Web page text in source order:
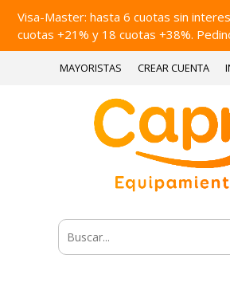
Visa-Master: hasta 6 cuotas sin
cuotas +21% y 18 cuotas +38%.
MAYORISTAS CREAR CUENTA